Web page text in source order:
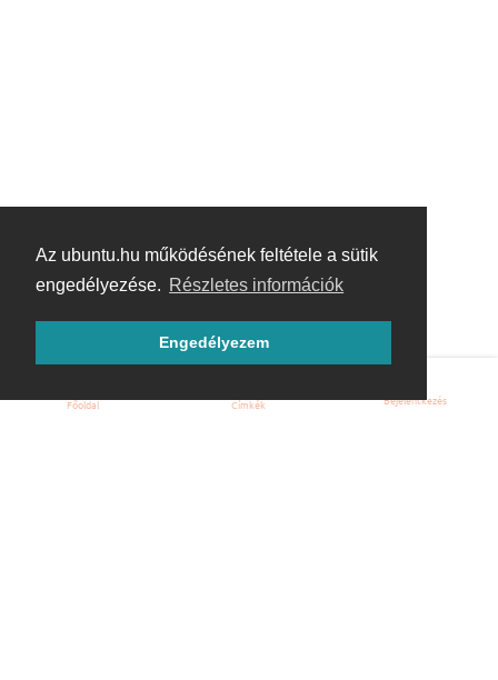
Az ubuntu.hu működésének feltétele a sütik
engedélyezése. Részletes információk
Engedélyezem
Főoldal Címkék Bejelentkezés